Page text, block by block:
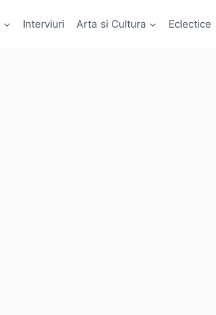
Interviuri Arta si Cultura Eclectice